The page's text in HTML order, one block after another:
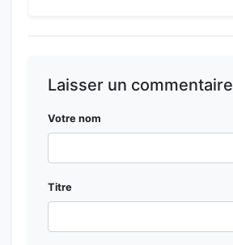
Laisser un commentaire
Votre nom
Titre